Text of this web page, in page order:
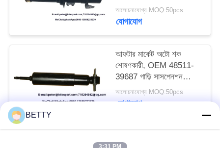
আলোচনাযোগ্য MOQ:50pcs
যোগাযোগ
আফটার মার্কেট অটো শক
শোষণকারী, OEM 48511-
39687 গাড়ি সাসপেনশন
আলোচনাযোগ্য MOQ:50pcs
যোগাযোগ
BETTY
3:31 PM